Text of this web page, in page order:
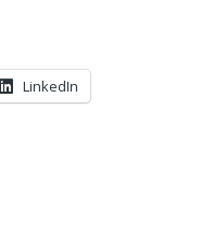
LinkedIn